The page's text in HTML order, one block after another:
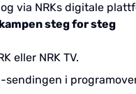
via NRKs digitale
steg for steg
eller NRK TV.
sendingen i